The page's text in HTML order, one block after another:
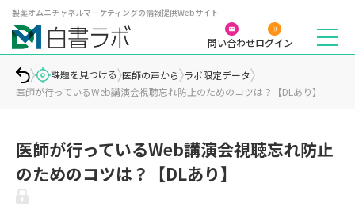
製薬オムニチャネルマーケティングの情報提供Webサイト
問い合わせログイン
課題を見つける 医師の声から ラボ限定データ
医師が行っているWeb講演会視聴忘れ防止のためのコツは？【DLあり】
医師が行っているWeb講演会視聴忘れ防止
のためのコツは？【DLあり】